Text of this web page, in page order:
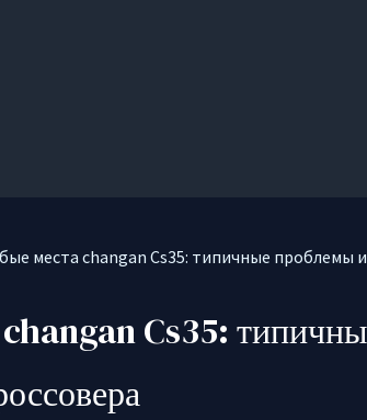
места changan Cs35: типичные проблемы
Cs35: